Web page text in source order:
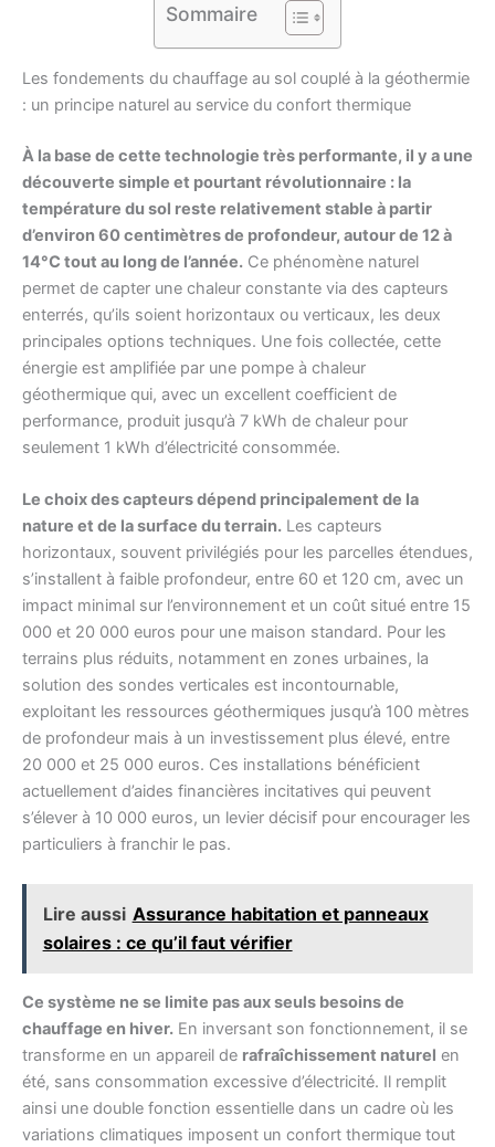
Sommaire
Les fondements du chauffage au sol couplé à la géothermie
: un principe naturel au service du confort thermique
À la base de cette technologie très performante, il y a une
découverte simple et pourtant révolutionnaire : la
température du sol reste relativement stable à partir
d’environ 60 centimètres de profondeur, autour de 12 à
14°C tout au long de l’année. Ce phénomène naturel
permet de capter une chaleur constante via des capteurs
enterrés, qu’ils soient horizontaux ou verticaux, les deux
principales options techniques. Une fois collectée, cette
énergie est amplifiée par une pompe à chaleur
géothermique qui, avec un excellent coefficient de
performance, produit jusqu’à 7 kWh de chaleur pour
seulement 1 kWh d’électricité consommée.
Le choix des capteurs dépend principalement de la
nature et de la surface du terrain. Les capteurs
horizontaux, souvent privilégiés pour les parcelles étendues,
s’installent à faible profondeur, entre 60 et 120 cm, avec un
impact minimal sur l’environnement et un coût situé entre 15
000 et 20 000 euros pour une maison standard. Pour les
terrains plus réduits, notamment en zones urbaines, la
solution des sondes verticales est incontournable,
exploitant les ressources géothermiques jusqu’à 100 mètres
de profondeur mais à un investissement plus élevé, entre
20 000 et 25 000 euros. Ces installations bénéficient
actuellement d’aides financières incitatives qui peuvent
s’élever à 10 000 euros, un levier décisif pour encourager les
particuliers à franchir le pas.
Lire aussi Assurance habitation et panneaux
solaires : ce qu’il faut vérifier
Ce système ne se limite pas aux seuls besoins de
chauffage en hiver. En inversant son fonctionnement, il se
transforme en un appareil de rafraîchissement naturel en
été, sans consommation excessive d’électricité. Il remplit
ainsi une double fonction essentielle dans un cadre où les
variations climatiques imposent un confort thermique tout